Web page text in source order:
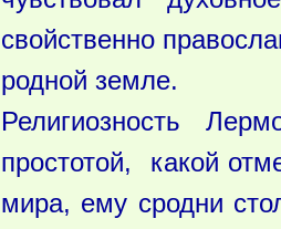
свойственно
родной земле.
Религиозность
простотой, какой
мира, ему сродни